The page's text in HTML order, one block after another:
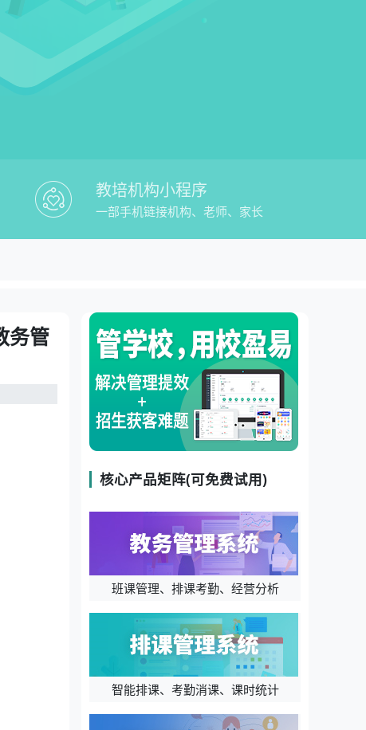
教培机构小程序
一部手机链接机构、老师、家长
教培行业学员考勤系统教务管理平台
务管
核心产品矩阵(可免费试用)
班课管理、排课考勤、经营分析
智能排课、考勤消课、课时统计